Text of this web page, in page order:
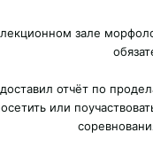
зале
отчёт по
или